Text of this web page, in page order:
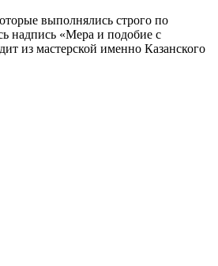
выполнялись строго по
надпись «Мера и подобие с
из мастерской именно Казанского